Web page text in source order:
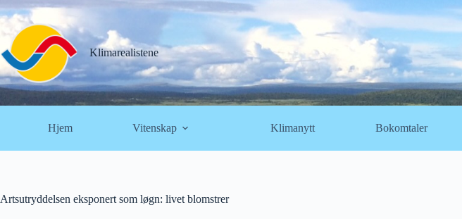
Hopp
til
innholdet
Klimarealistene
Hjem Vitenskap Klimanytt Bokomtaler
Artsutryddelsen eksponert som løgn: livet blomstrer